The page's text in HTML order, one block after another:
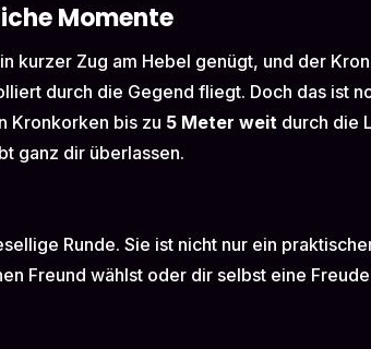
Momente
kurzer Zug am Hebel genügt, und der
durch die Gegend fliegt. Doch das ist
Kronkorken bis zu 5 Meter weit durch die
ganz dir überlassen.
Runde. Sie ist nicht nur ein
Freund wählst oder dir selbst eine